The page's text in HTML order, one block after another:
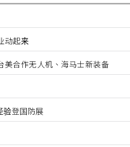
动起来
合作无人机、海马士新装备
登国防展